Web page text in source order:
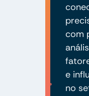
com
e
no